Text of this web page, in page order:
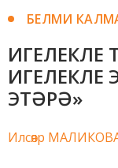
БЕЛМИ
ИГЕЛЕКЛЕ
ЭТӘРӘ»
Илсөяр